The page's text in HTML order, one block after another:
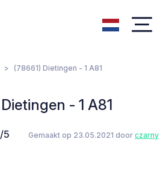
(78661) Dietingen - 1 A81
- 1 A81
5 Gemaakt op 23.05.2021 door czarny